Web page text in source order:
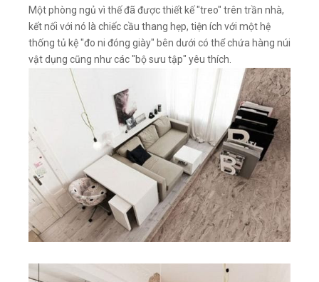
Một phòng ngủ vì thế đã được thiết kế "treo" trên trần nhà,
kết nối với nó là chiếc cầu thang hẹp, tiện ích với một hệ
thống tủ kệ "đo ni đóng giày" bên dưới có thể chứa hàng núi
vật dụng cũng như các "bộ sưu tập" yêu thích.